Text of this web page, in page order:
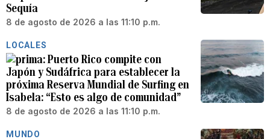
Sequía
8 de agosto de 2026 a las 11:10 p.m.
LOCALES
Puerto Rico compite con
Japón y Sudáfrica para establecer la
próxima Reserva Mundial de Surfing en
Isabela: “Esto es algo de comunidad”
8 de agosto de 2026 a las 11:10 p.m.
MUNDO